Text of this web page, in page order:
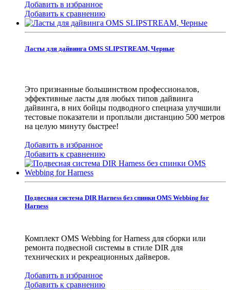
Добавить в избранное
Добавить к сравнению
Ласты для дайвинга OMS SLIPSTREAM, Черные
Это признанные большинством профессионалов,
эффективные ласты для любых типов дайвинга
дайвинга, в них бойцы подводного спецназа улучшили
тестовые показатели и проплыли дистанцию 500 метров
на целую минуту быстрее!
Добавить в избранное
Добавить к сравнению
Подвесная система DIR Harness без спинки OMS Webbing for
Harness
Комплект OMS Webbing for Harness для сборки или
ремонта подвесной системы в стиле DIR для
технических и рекреационных дайверов.
Добавить в избранное
Добавить к сравнению